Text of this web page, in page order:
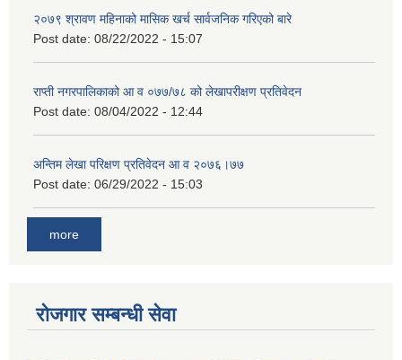
२०७९ श्रावण महिनाको मासिक खर्च सार्वजनिक गरिएको बारे
Post date: 08/22/2022 - 15:07
राप्ती नगरपालिकाको आ व ०७७/७८ को लेखापरीक्षण प्रतिवेदन
Post date: 08/04/2022 - 12:44
अन्तिम लेखा परिक्षण प्रतिवेदन आ व २०७६।७७
Post date: 06/29/2022 - 15:03
more
रोजगार सम्बन्धी सेवा